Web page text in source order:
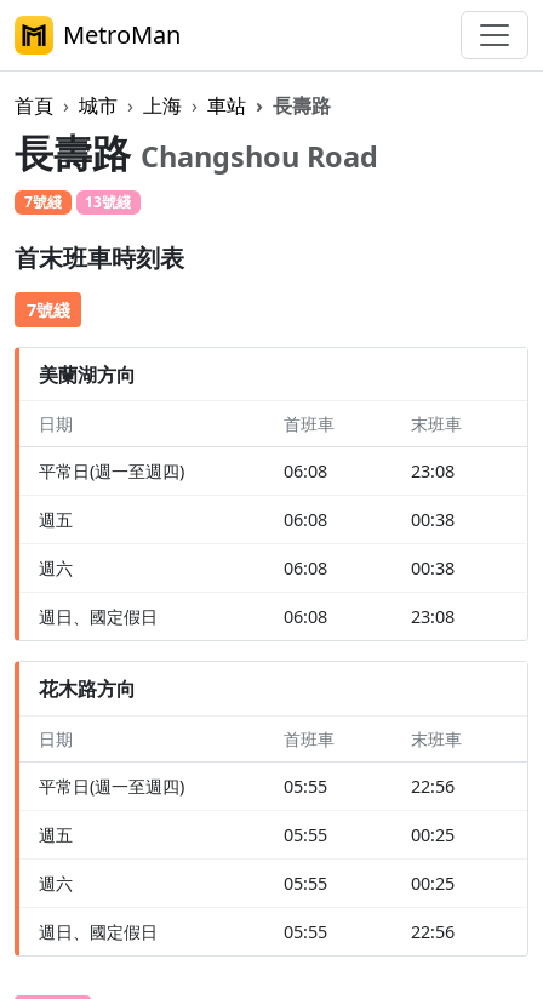
MetroMan
首頁 城市 上海 車站 長壽路
長壽路 Changshou Road
7號綫 13號綫
首末班車時刻表
7號綫
美蘭湖方向
日期 首班車 末班車
平常日(週一至週四) 06:08 23:08
週五 06:08 00:38
週六 06:08 00:38
週日、國定假日 06:08 23:08
花木路方向
日期 首班車 末班車
平常日(週一至週四) 05:55 22:56
週五 05:55 00:25
週六 05:55 00:25
週日、國定假日 05:55 22:56